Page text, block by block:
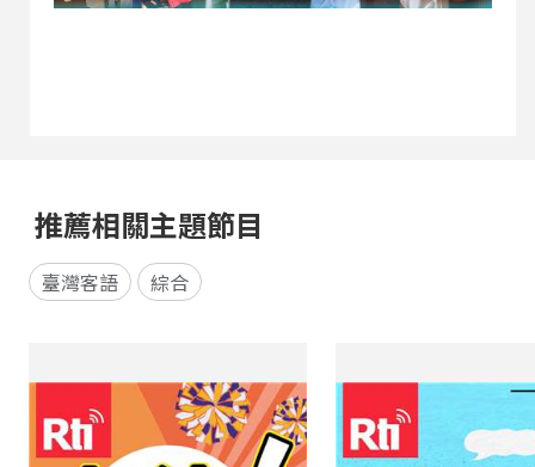
推薦相關主題節目
臺灣客語 綜合